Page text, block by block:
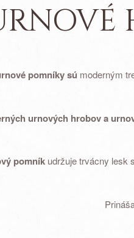
pomníky sú moderným
urnových hrobov a
pomník udržuje trvácny lesk